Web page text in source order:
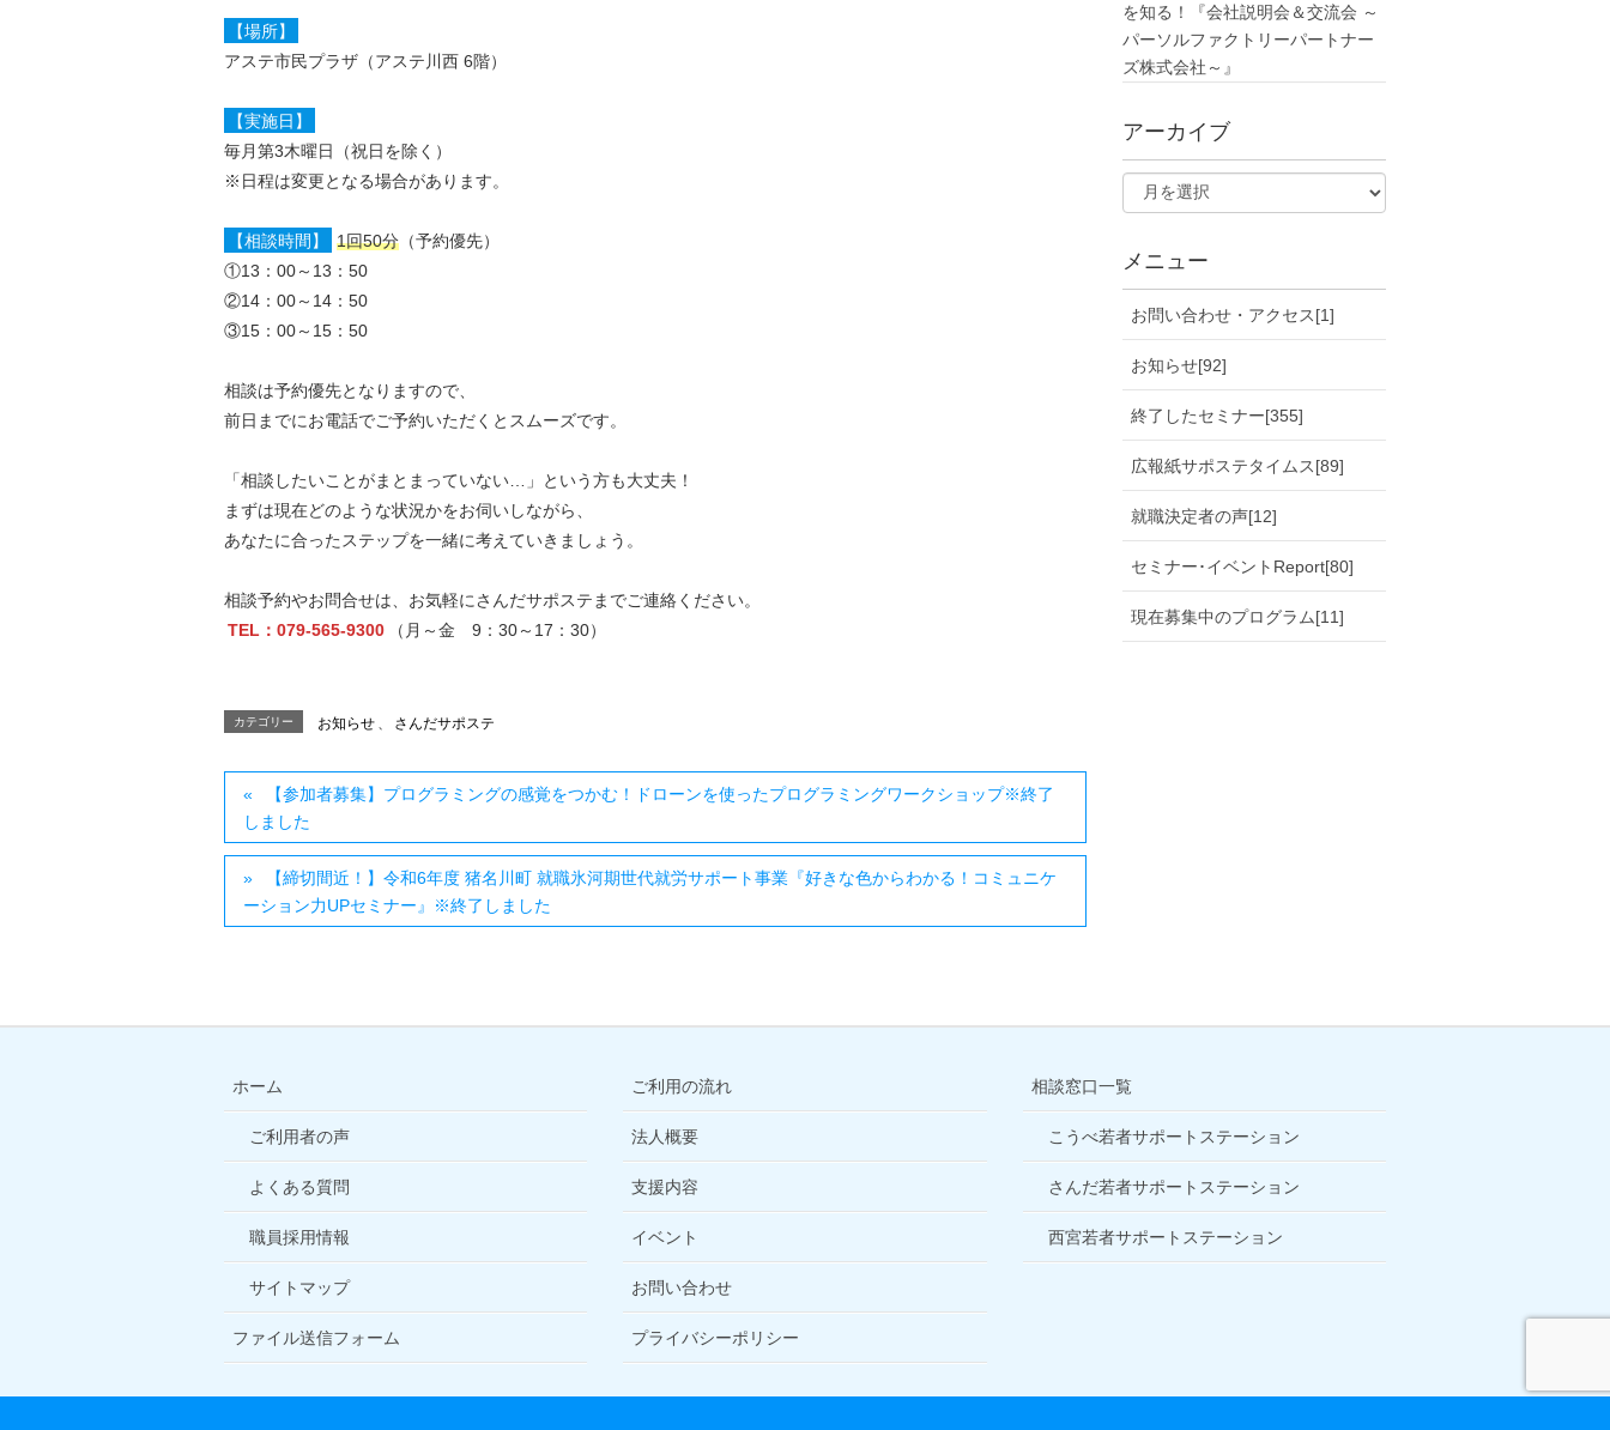
【場所】
アステ市民プラザ（アステ川西 6階）
【実施日】
毎月第3木曜日（祝日を除く）
※日程は変更となる場合があります。
【相談時間】 1回50分（予約優先）
①13：00～13：50
②14：00～14：50
③15：00～15：50
相談は予約優先となりますので、
前日までにお電話でご予約いただくとスムーズです。
「相談したいことがまとまっていない…」という方も大丈夫！
まずは現在どのような状況かをお伺いしながら、
あなたに合ったステップを一緒に考えていきましょう。
相談予約やお問合せは、お気軽にさんだサポステまでご連絡ください。
TEL：079-565-9300
（月～金 9：30～17：30）
カテゴリー お知らせ 、 さんだサポステ
【参加者募集】プログラミングの感覚をつかむ！ドローンを使ったプログラミングワークショップ※終了
しました
【締切間近！】令和6年度 猪名川町 就職氷河期世代就労サポート事業『好きな色からわかる！コミュニケ
ーション力UPセミナー』※終了しました
を知る！『会社説明会＆交流会 ～
パーソルファクトリーパートナー
ズ株式会社～』
アーカイブ
メニュー
お問い合わせ・アクセス[1]
お知らせ[92]
終了したセミナー[355]
広報紙サポステタイムス[89]
就職決定者の声[12]
セミナー･イベントReport[80]
現在募集中のプログラム[11]
ホーム
ご利用者の声
よくある質問
職員採用情報
サイトマップ
ファイル送信フォーム
ご利用の流れ
法人概要
支援内容
イベント
お問い合わせ
プライバシーポリシー
相談窓口一覧
こうべ若者サポートステーション
さんだ若者サポートステーション
西宮若者サポートステーション